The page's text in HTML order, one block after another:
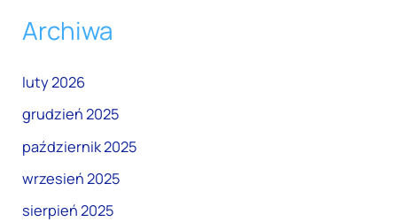
Archiwa
luty 2026
grudzień 2025
październik 2025
wrzesień 2025
sierpień 2025